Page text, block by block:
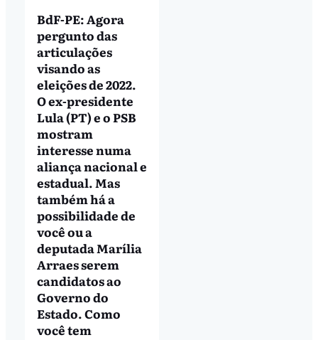
BdF-PE: Agora
pergunto das
articulações
visando as
eleições de 2022.
O ex-presidente
Lula (PT) e o PSB
mostram
interesse numa
aliança nacional e
estadual. Mas
também há a
possibilidade de
você ou a
deputada Marília
Arraes serem
candidatos ao
Governo do
Estado. Como
você tem